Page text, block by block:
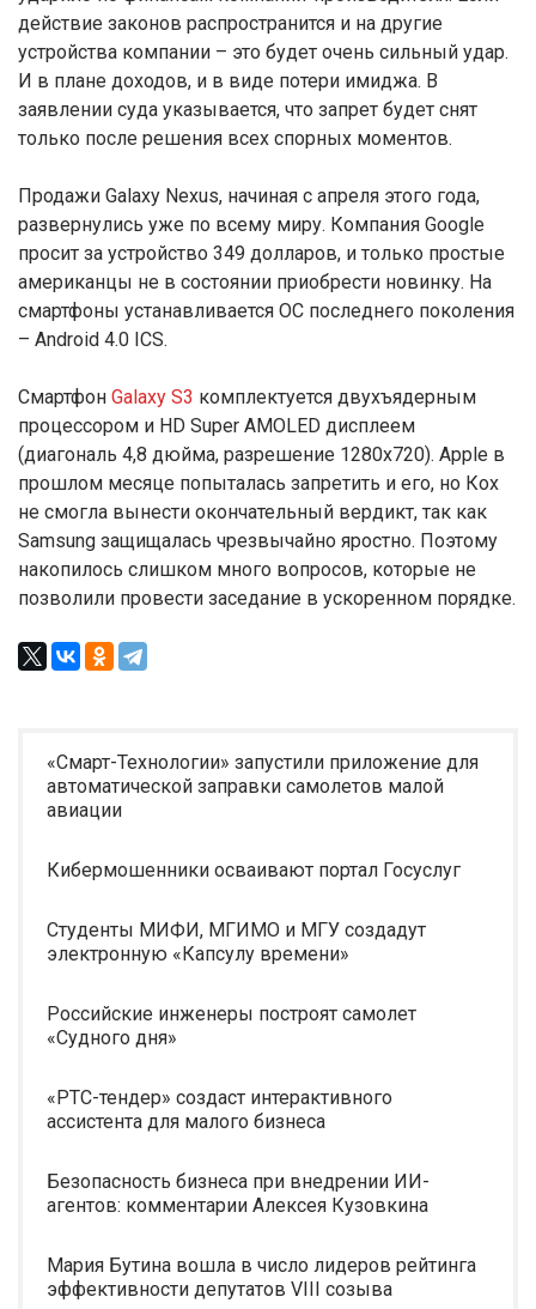
действие законов распространится и на другие
устройства компании – это будет очень сильный удар.
И в плане доходов, и в виде потери имиджа. В
заявлении суда указывается, что запрет будет снят
только после решения всех спорных моментов.
Продажи Galaxy Nexus, начиная с апреля этого года,
развернулись уже по всему миру. Компания Google
просит за устройство 349 долларов, и только простые
американцы не в состоянии приобрести новинку. На
смартфоны устанавливается ОС последнего поколения
– Android 4.0 ICS.
Смартфон Galaxy S3 комплектуется двухъядерным
процессором и HD Super AMOLED дисплеем
(диагональ 4,8 дюйма, разрешение 1280х720). Apple в
прошлом месяце попыталась запретить и его, но Кох
не смогла вынести окончательный вердикт, так как
Samsung защищалась чрезвычайно яростно. Поэтому
накопилось слишком много вопросов, которые не
позволили провести заседание в ускоренном порядке.
«Смарт-Технологии» запустили приложение для
автоматической заправки самолетов малой
авиации
Кибермошенники осваивают портал Госуслуг
Студенты МИФИ, МГИМО и МГУ создадут
электронную «Капсулу времени»
Российские инженеры построят самолет
«Судного дня»
«РТС-тендер» создаст интерактивного
ассистента для малого бизнеса
Безопасность бизнеса при внедрении ИИ-
агентов: комментарии Алексея Кузовкина
Мария Бутина вошла в число лидеров рейтинга
эффективности депутатов VIII созыва